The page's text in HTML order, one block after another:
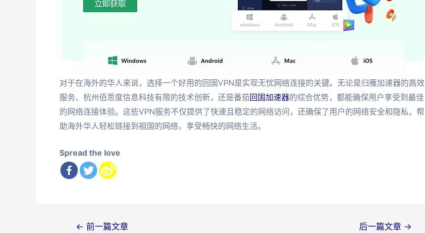
对于在海外的华人来说，选择一个好用的回国VPN是实现无忧网络连接的关键。无论是归雁加速器的高效
服务、杭州佰思度信息科技有限的技术创新，还是番茄回国加速器的综合优势，都能确保用户享受到最佳
的网络连接体验。这些VPN服务不仅提供了快速且稳定的网络访问，还确保了用户的网络安全和隐私，帮
助海外华人轻松链接到祖国的网络，享受畅快的网络生活。
Spread the love
← 前一篇文章 后一篇文章 →